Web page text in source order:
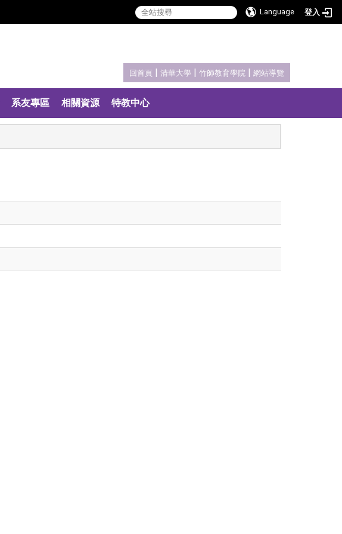
Language 登入
回首頁 | 清華大學 | 竹師教育學院 | 網站導覽
系友專區 相關資源 特教中心